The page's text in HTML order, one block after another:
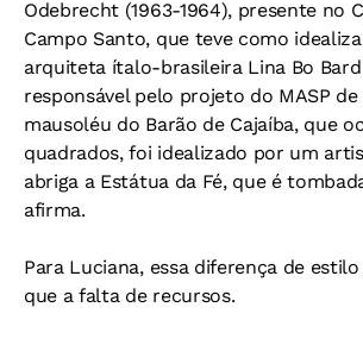
Odebrecht (1963-1964), presente no
Campo Santo, que teve como
arquiteta ítalo-brasileira Lina Bo
responsável pelo projeto do MASP de
mausoléu do Barão de Cajaíba, que
quadrados, foi idealizado por um
abriga a Estátua da Fé, que é
afirma.
Para Luciana, essa diferença de
que a falta de recursos.